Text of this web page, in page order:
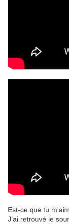
Est-ce que tu
J'ai retrouvé le